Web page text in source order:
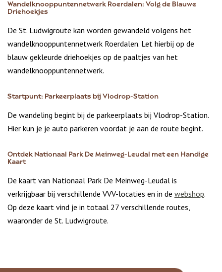
Wandelknooppuntennetwerk Roerdalen: Volg de Blauwe
Driehoekjes
De St. Ludwigroute kan worden gewandeld volgens het
wandelknooppuntennetwerk Roerdalen. Let hierbij op de
blauw gekleurde driehoekjes op de paaltjes van het
wandelknooppuntennetwerk.
Startpunt: Parkeerplaats bij Vlodrop-Station
De wandeling begint bij de parkeerplaats bij Vlodrop-Station.
Hier kun je je auto parkeren voordat je aan de route begint.
Ontdek Nationaal Park De Meinweg-Leudal met een Handige
Kaart
De kaart van Nationaal Park De Meinweg-Leudal is
verkrijgbaar bij verschillende VVV-locaties en in de webshop.
Op deze kaart vind je in totaal 27 verschillende routes,
waaronder de St. Ludwigroute.